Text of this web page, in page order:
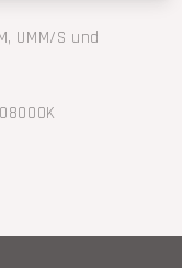
UMM/S und